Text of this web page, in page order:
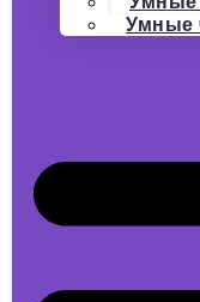
Умные